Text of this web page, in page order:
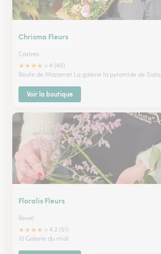
Chrisma Fleurs
Castres
★★★★
4 (49)
Route de Mazamet La galerie la pyramide de Siala
Voir la boutique
Floralis Fleurs
Revel
★★★★
4.2 (51)
10 Galerie du midi